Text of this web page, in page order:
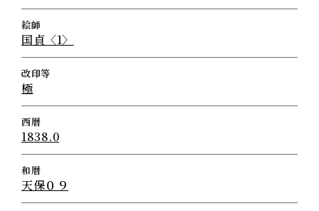
絵師
国貞〈1〉
改印等
極
西暦
1838.0
和暦
天保０９